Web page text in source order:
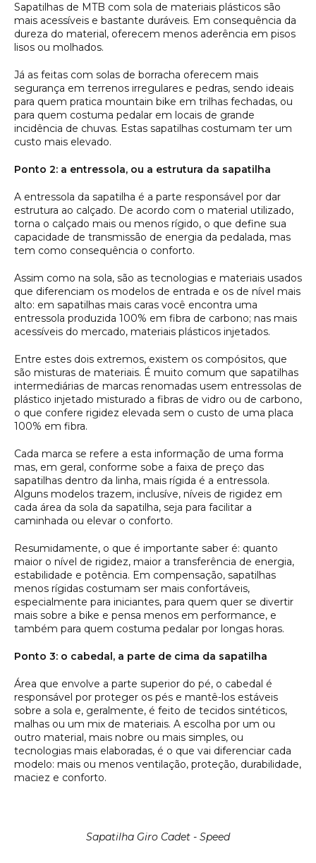
Sapatilhas de MTB com sola de materiais plásticos são
mais acessíveis e bastante duráveis. Em consequência da
dureza do material, oferecem menos aderência em pisos
lisos ou molhados.
Já as feitas com solas de borracha oferecem mais
segurança em terrenos irregulares e pedras, sendo ideais
para quem pratica mountain bike em trilhas fechadas, ou
para quem costuma pedalar em locais de grande
incidência de chuvas. Estas sapatilhas costumam ter um
custo mais elevado.
Ponto 2: a entressola, ou a estrutura da sapatilha
A entressola da sapatilha é a parte responsável por dar
estrutura ao calçado. De acordo com o material utilizado,
torna o calçado mais ou menos rígido, o que define sua
capacidade de transmissão de energia da pedalada, mas
tem como consequência o conforto.
Assim como na sola, são as tecnologias e materiais usados
que diferenciam os modelos de entrada e os de nível mais
alto: em sapatilhas mais caras você encontra uma
entressola produzida 100% em fibra de carbono; nas mais
acessíveis do mercado, materiais plásticos injetados.
Entre estes dois extremos, existem os compósitos, que
são misturas de materiais. É muito comum que sapatilhas
intermediárias de marcas renomadas usem entressolas de
plástico injetado misturado a fibras de vidro ou de carbono,
o que confere rigidez elevada sem o custo de uma placa
100% em fibra.
Cada marca se refere a esta informação de uma forma
mas, em geral, conforme sobe a faixa de preço das
sapatilhas dentro da linha, mais rígida é a entressola.
Alguns modelos trazem, inclusíve, níveis de rigidez em
cada área da sola da sapatilha, seja para facilitar a
caminhada ou elevar o conforto.
Resumidamente, o que é importante saber é: quanto
maior o nível de rigidez, maior a transferência de energia,
estabilidade e potência. Em compensação, sapatilhas
menos rígidas costumam ser mais confortáveis,
especialmente para iniciantes, para quem quer se divertir
mais sobre a bike e pensa menos em performance, e
também para quem costuma pedalar por longas horas.
Ponto 3: o cabedal, a parte de cima da sapatilha
Área que envolve a parte superior do pé, o cabedal é
responsável por proteger os pés e mantê-los estáveis
sobre a sola e, geralmente, é feito de tecidos sintéticos,
malhas ou um mix de materiais. A escolha por um ou
outro material, mais nobre ou mais simples, ou
tecnologias mais elaboradas, é o que vai diferenciar cada
modelo: mais ou menos ventilação, proteção, durabilidade,
maciez e conforto.
Sapatilha Giro Cadet - Speed